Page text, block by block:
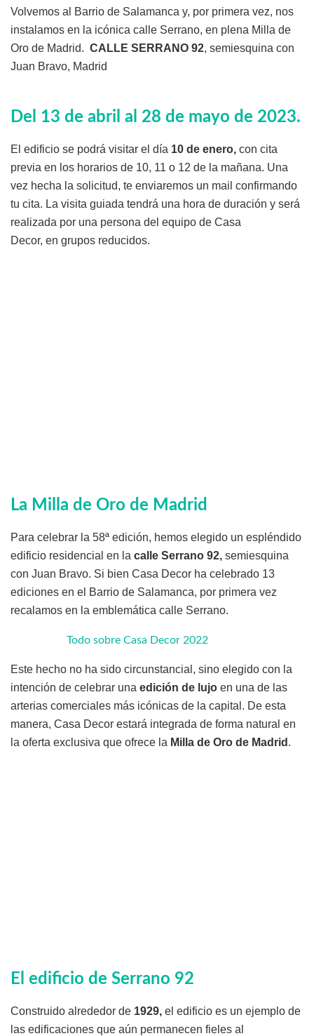
Volvemos al Barrio de Salamanca y, por primera vez, nos
instalamos en la icónica calle Serrano, en plena Milla de
Oro de Madrid. CALLE SERRANO 92, semiesquina con
Juan Bravo, Madrid
Del 13 de abril al 28 de mayo de 2023.
El edificio se podrá visitar el día 10 de enero, con cita
previa en los horarios de 10, 11 o 12 de la mañana. Una
vez hecha la solicitud, te enviaremos un mail confirmando
tu cita. La visita guiada tendrá una hora de duración y será
realizada por una persona del equipo de Casa
Decor, en grupos reducidos.
La Milla de Oro de Madrid
Para celebrar la 58ª edición, hemos elegido un espléndido
edificio residencial en la calle Serrano 92, semiesquina
con Juan Bravo. Si bien Casa Decor ha celebrado 13
ediciones en el Barrio de Salamanca, por primera vez
recalamos en la emblemática calle Serrano.
Todo sobre Casa Decor 2022
Este hecho no ha sido circunstancial, sino elegido con la
intención de celebrar una edición de lujo en una de las
arterias comerciales más icónicas de la capital. De esta
manera, Casa Decor estará integrada de forma natural en
la oferta exclusiva que ofrece la Milla de Oro de Madrid .
El edificio de Serrano 92
Construido alrededor de 1929, el edificio es un ejemplo de
las edificaciones que aún permanecen fieles al